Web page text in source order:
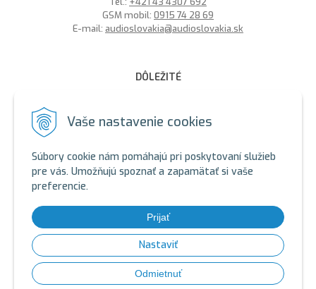
Vaše nastavenie cookies
Súbory cookie nám pomáhajú pri poskytovaní služieb
pre vás. Umožňujú spoznať a zapamätať si vaše
preferencie.
Prijať
Nastaviť
Odmietnuť
GSM mobil: 0915 74 28 69
E-mail: audioslovakia@audioslovakia.sk
DÔLEŽITÉ
Sme členmi spoločenstva SEWA, zabezpečujeme likvidáciu
sú zahrnuté v cene produktov.
SEWA - AUDIOSLOVAKIA s.r.o.
SEWA: https://www.sewa.sk/
© 2026 Bezpečnostné systémy, Jablotron, Hikvision kamery,
vratniky, gsm, magnety •tvorba eshopu cez UNIobchod,